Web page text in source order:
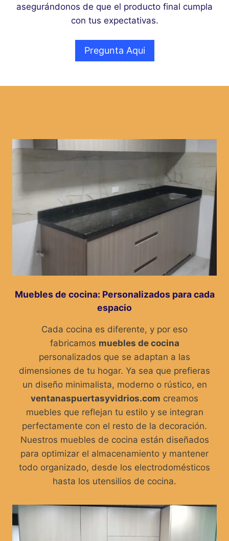
asegurándonos de que el producto final cumpla
con tus expectativas.
Pregunta Aqui
Muebles de cocina: Personalizados para cada
espacio
Cada cocina es diferente, y por eso
fabricamos muebles de cocina
personalizados que se adaptan a las
dimensiones de tu hogar. Ya sea que prefieras
un diseño minimalista, moderno o rústico, en
ventanaspuertasyvidrios.com creamos
muebles que reflejan tu estilo y se integran
perfectamente con el resto de la decoración.
Nuestros muebles de cocina están diseñados
para optimizar el almacenamiento y mantener
todo organizado, desde los electrodomésticos
hasta los utensilios de cocina.